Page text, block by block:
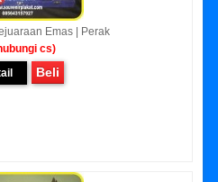
Emas | Perak
cs)
Beli